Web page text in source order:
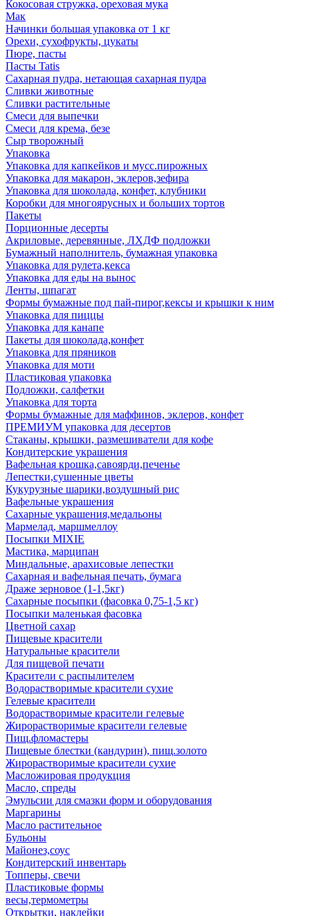
Кокосовая стружка, ореховая мука
Мак
Начинки большая упаковка от 1 кг
Орехи, сухофрукты, цукаты
Пюре, пасты
Пасты Tatis
Сахарная пудра, нетающая сахарная пудра
Сливки животные
Сливки растительные
Смеси для выпечки
Смеси для крема, безе
Сыр творожный
Упаковка
Упаковка для капкейков и мусс.пирожных
Упаковка для макарон, эклеров,зефира
Упаковка для шоколада, конфет, клубники
Коробки для многоярусных и больших тортов
Пакеты
Порционные десерты
Акриловые, деревянные, ЛХДФ подложки
Бумажный наполнитель, бумажная упаковка
Упаковка для рулета,кекса
Упаковка для еды на вынос
Ленты, шпагат
Формы бумажные под пай-пирог,кексы и крышки к ним
Упаковка для пиццы
Упаковка для канапе
Пакеты для шоколада,конфет
Упаковка для пряников
Упаковка для моти
Пластиковая упаковка
Подложки, салфетки
Упаковка для торта
Формы бумажные для маффинов, эклеров, конфет
ПРЕМИУМ упаковка для десертов
Стаканы, крышки, размешиватели для кофе
Кондитерские украшения
Вафельная крошка,савоярди,печенье
Лепестки,сушенные цветы
Кукурузные шарики,воздушный рис
Вафельные украшения
Сахарные украшения,медальоны
Мармелад, маршмеллоу
Посыпки MIXIE
Мастика, марципан
Миндальные, арахисовые лепестки
Сахарная и вафельная печать, бумага
Драже зерновое (1-1,5кг)
Сахарные посыпки (фасовка 0,75-1,5 кг)
Посыпки маленькая фасовка
Цветной сахар
Пищевые красители
Натуральные красители
Для пищевой печати
Красители с распылителем
Водорастворимые красители сухие
Гелевые красители
Водорастворимые красители гелевые
Жирорастворимые красители гелевые
Пищ.фломастеры
Пищевые блестки (кандурин), пищ.золото
Жирорастворимые красители сухие
Масложировая продукция
Масло, спреды
Эмульсии для смазки форм и оборудования
Маргарины
Масло растительное
Бульоны
Майонез,соус
Кондитерский инвентарь
Топперы, свечи
Пластиковые формы
весы,термометры
Открытки, наклейки